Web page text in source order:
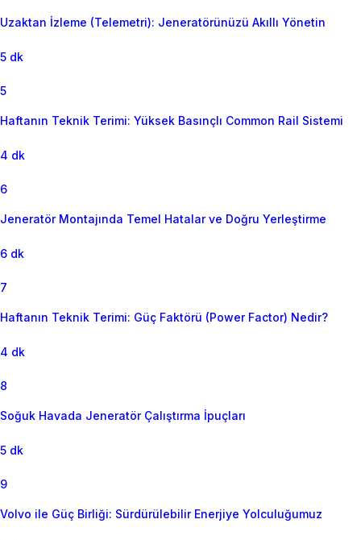
Uzaktan İzleme (Telemetri): Jeneratörünüzü Akıllı Yönetin
5 dk
5
Haftanın Teknik Terimi: Yüksek Basınçlı Common Rail Sistemi
4 dk
6
Jeneratör Montajında Temel Hatalar ve Doğru Yerleştirme
6 dk
7
Haftanın Teknik Terimi: Güç Faktörü (Power Factor) Nedir?
4 dk
8
Soğuk Havada Jeneratör Çalıştırma İpuçları
5 dk
9
Volvo ile Güç Birliği: Sürdürülebilir Enerjiye Yolculuğumuz